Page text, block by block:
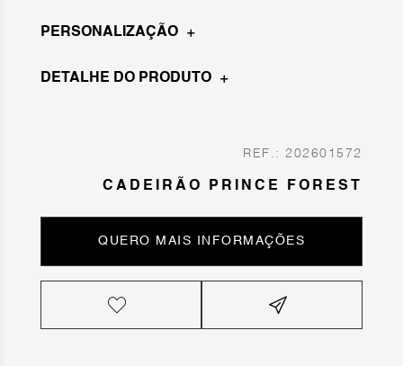
PERSONALIZAÇÃO
DETALHE DO PRODUTO
REF.: 202601572
CADEIRÃO PRINCE FOREST
QUERO MAIS INFORMAÇÕES